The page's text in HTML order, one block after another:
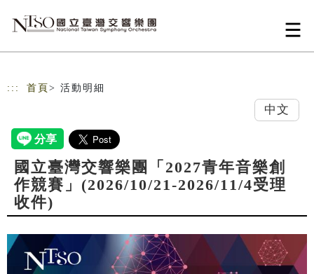
::: 首頁 > 活動明細
中文
國立臺灣交響樂團「2027青年音樂創
作競賽」(2026/10/21-2026/11/4受理
收件)